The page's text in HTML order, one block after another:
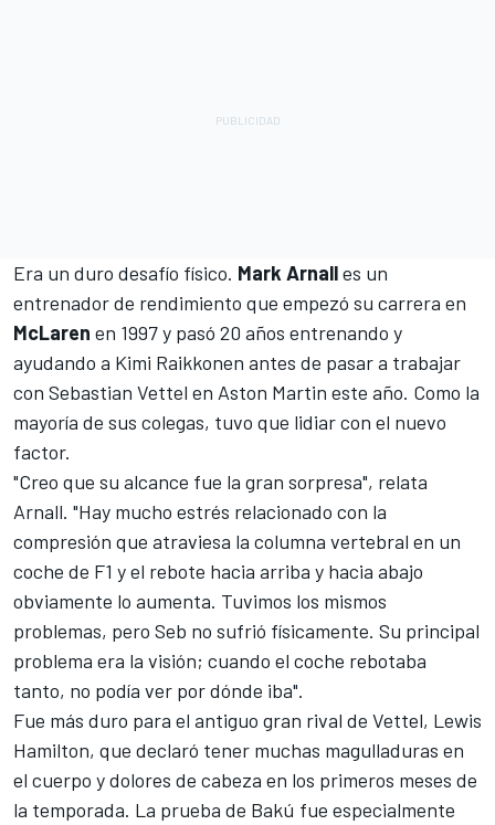
Era un duro desafío físico. Mark Arnalles un
entrenador de rendimiento que empezó su carrera en
McLaren en 1997 y pasó 20 años entrenando y
ayudando a Kimi Raikkonen antes de pasar a trabajar
con Sebastian Vettel en Aston Martin este año. Como la
mayoría de sus colegas, tuvo que lidiar con el nuevo
factor.
"Creo que su alcance fue la gran sorpresa", relata
Arnall. "Hay mucho estrés relacionado con la
compresión que atraviesa la columna vertebral en un
coche de F1 y el rebote hacia arriba y hacia abajo
obviamente lo aumenta. Tuvimos los mismos
problemas, pero Seb no sufrió físicamente. Su principal
problema era la visión; cuando el coche rebotaba
tanto, no podía ver por dónde iba".
Fue más duro para el antiguo gran rival de Vettel, Lewis
Hamilton, que declaró tener muchas magulladuras en
el cuerpo y dolores de cabeza en los primeros meses de
la temporada. La prueba de Bakú fue especialmente